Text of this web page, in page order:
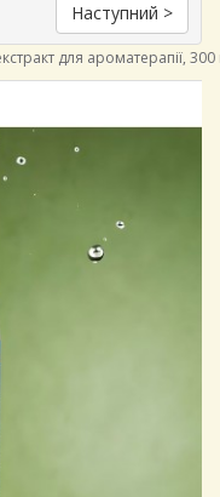
для ароматерапії,
Наступний >